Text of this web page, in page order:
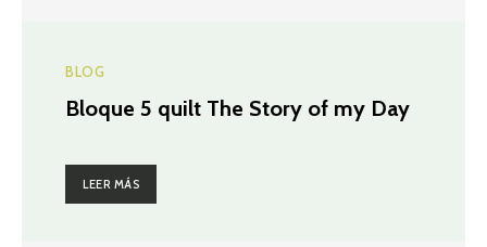
BLOG
Bloque 5 quilt The Story of my Day
LEER MÁS